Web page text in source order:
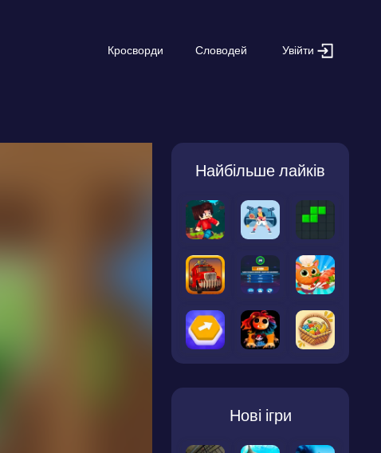
Кросворди Словодей Увійти
Найбільше лайків
Нові ігри